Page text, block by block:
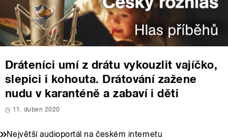
Dráteníci umí z drátu vykouzlit vajíčko,
slepici i kohouta. Drátování zažene
nudu v karanténě a zabaví i děti
11. duben 2020
Největší audioportál na českém internetu